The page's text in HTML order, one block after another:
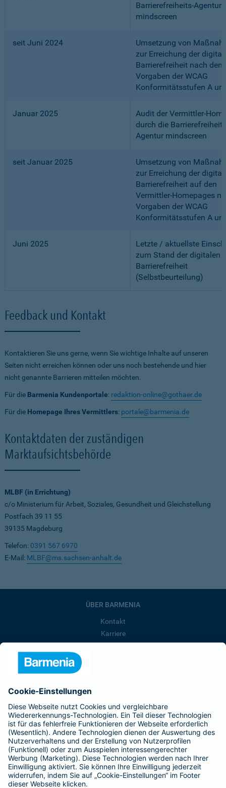
Barrierefreiheits-Agentur
mindscreen
seit Juni 2024
Umsetzung von
zur Erreichung der
Barrierefreiheit nach den
Vorgaben der WCAG
Konformitätsstufen A
Januar 2025
Audit der Vermittler-
durch die
Agentur mindscreen
seit Januar 2025
Umsetzung von
zur Erreichung der
Barrierefreiheit auf den
Vermittler-Homepages
Vorgaben der WCAG
Konformitätsstufen A
Juni 2025
Letzte / aktuellste
zum Stand der digitalen
Barrierefreiheit
(Selbstbeurteilung)
Feedback und Kontakt
Kontaktieren Sie uns gerne, wenn Sie wichtige Inhalte auf unseren
Seiten nicht erreichen können oder uns noch bestehende und hier
nicht genannte Barrieren mitteilen möchten.
Für die Barmenia Kundenportale: redaktion-online@gothaer.de
Für die Homepage Ihres Vermittlers: portale@barmenia.de
Kontaktdaten der zuständigen
Marktaufsichtsbehörde
MLBF (in Errichtung)
c/o Ministerium für Arbeit, Soziales, Gesundheit und Gleichstellung
Postfach 39 11 55
39135 Magdeburg
Telefon: 0391 567 6970
E-Mail: MLBF@ms.sachsen-anhalt.de
ÜBER BARMENIA
Kontakt
Karriere
Presse
Barmenia ist Teil der BarmeniaGothaer
BELIEBTE SEITEN
Kranken-Zusatzversicherung
Tierversicherungen
Haftpflichtversicherung
Hausratversicherung